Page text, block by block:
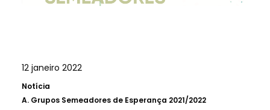
12 janeiro 2022
Notícia
A. Grupos Semeadores de Esperança 2021/2022